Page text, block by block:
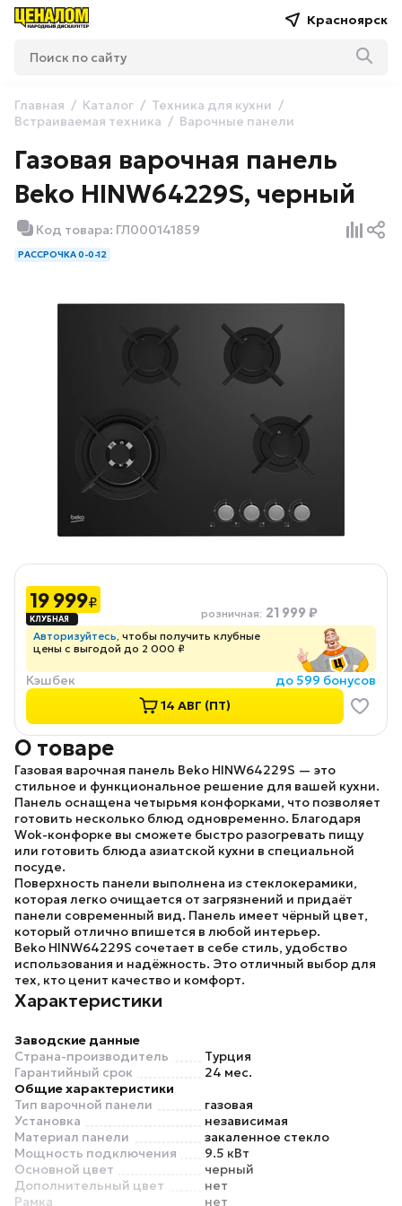
Красноярск
Главная Каталог
Техника для кухни
Встраиваемая техника
Варочные панели
Газовая варочная панель
Beko HINW64229S, черный
Код товара: ГЛ000141859
РАССРОЧКА 0-0-12
19 999₽
розничная: 21 999 ₽
Авторизуйтесь, чтобы получить клубные
цены с выгодой до 2 000 ₽
Кэшбек
до 599 бонусов
14 АВГ (ПТ)
О товаре
Газовая варочная панель Beko HINW64229S — это
стильное и функциональное решение для вашей кухни.
Панель оснащена четырьмя конфорками, что позволяет
готовить несколько блюд одновременно. Благодаря
Wok-конфорке вы сможете быстро разогревать пищу
или готовить блюда азиатской кухни в специальной
посуде.
Поверхность панели выполнена из стеклокерамики,
которая легко очищается от загрязнений и придаёт
панели современный вид. Панель имеет чёрный цвет,
который отлично впишется в любой интерьер.
Beko HINW64229S сочетает в себе стиль, удобство
использования и надёжность. Это отличный выбор для
тех, кто ценит качество и комфорт.
Характеристики
Заводские данные
Страна-производитель
Турция
Гарантийный срок
24 мес.
Общие характеристики
Тип варочной панели
газовая
Установка
независимая
Материал панели
закаленное стекло
Мощность подключения
9.5 кВт
Основной цвет
черный
Дополнительный цвет
нет
Рамка
нет